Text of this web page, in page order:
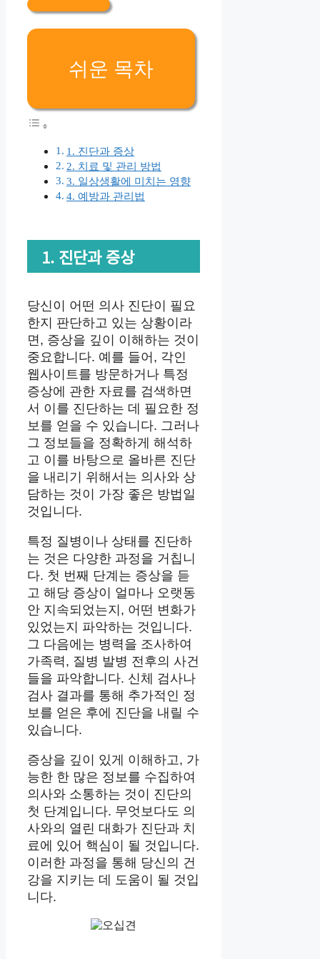
쉬운 목차
1. 진단과 증상
2. 치료 및 관리 방법
3. 일상생활에 미치는 영향
4. 예방과 관리법
1. 진단과 증상
당신이 어떤 의사 진단이 필요
한지 판단하고 있는 상황이라
면, 증상을 깊이 이해하는 것이
중요합니다. 예를 들어, 각인
웹사이트를 방문하거나 특정
증상에 관한 자료를 검색하면
서 이를 진단하는 데 필요한 정
보를 얻을 수 있습니다. 그러나
그 정보들을 정확하게 해석하
고 이를 바탕으로 올바른 진단
을 내리기 위해서는 의사와 상
담하는 것이 가장 좋은 방법일
것입니다.
특정 질병이나 상태를 진단하
는 것은 다양한 과정을 거칩니
다. 첫 번째 단계는 증상을 듣
고 해당 증상이 얼마나 오랫동
안 지속되었는지, 어떤 변화가
있었는지 파악하는 것입니다.
그 다음에는 병력을 조사하여
가족력, 질병 발병 전후의 사건
들을 파악합니다. 신체 검사나
검사 결과를 통해 추가적인 정
보를 얻은 후에 진단을 내릴 수
있습니다.
증상을 깊이 있게 이해하고, 가
능한 한 많은 정보를 수집하여
의사와 소통하는 것이 진단의
첫 단계입니다. 무엇보다도 의
사와의 열린 대화가 진단과 치
료에 있어 핵심이 될 것입니다.
이러한 과정을 통해 당신의 건
강을 지키는 데 도움이 될 것입
니다.